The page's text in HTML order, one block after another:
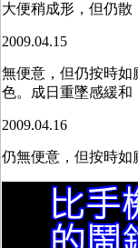
大便稍成形，但仍散
2009.04.15
無便意，但仍按時如
色。成日重墜感緩和
2009.04.16
仍無便意，但按時如